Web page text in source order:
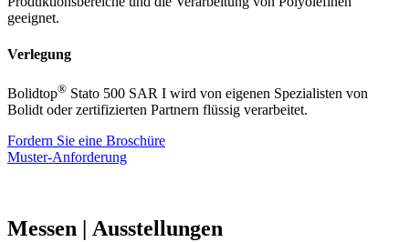
geeignet.
Verlegung
Bolidtop® Stato 500 SAR I wird von eigenen Spezialisten von
Bolidt oder zertifizierten Partnern flüssig verarbeitet.
Fordern Sie eine Broschüre
Muster-Anforderung
Messen | Ausstellungen